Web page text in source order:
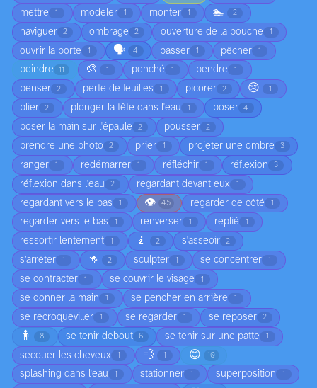
mettre 1 modeler 1 monter 1 🏊 2
naviguer 2 ombrage 2 ouverture de la bouche 1
ouvrir la porte 1 🗣️ 4 passer 1 pêcher 1
peindre 11 🎨 1 penché 1 pendre 1
penser 2 perte de feuilles 1 picorer 2 😢 1
plier 2 plonger la tête dans l'eau 1 poser 4
poser la main sur l'épaule 2 pousser 2
prendre une photo 2 prier 1 projeter une ombre 3
ranger 1 redémarrer 1 réfléchir 1 réflexion 3
réflexion dans l'eau 2 regardant devant eux 1
regardant vers le bas 1 👁️ 45 regarder de côté 1
regarder vers le bas 1 renverser 1 replié 1
ressortir lentement 1 🧎 2 s'asseoir 2
s’arrêter 1 🦘 2 sculpter 1 se concentrer 1
se contracter 1 se couvrir le visage 1
se donner la main 1 se pencher en arrière 1
se recroqueviller 1 se regarder 1 se reposer 2
🧍 8 se tenir debout 6 se tenir sur une patte 1
secouer les cheveux 1 💨 1 😊 10
splashing dans l'eau 1 stationner 1 superposition 1